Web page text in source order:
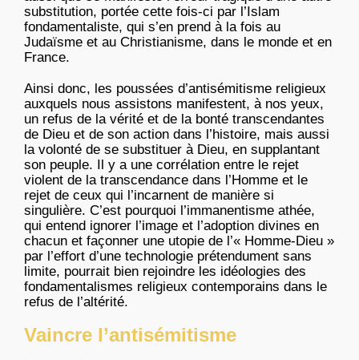
substitution, portée cette fois-ci par l’Islam
fondamentaliste, qui s’en prend à la fois au
Judaïsme et au Christianisme, dans le monde et en
France.
Ainsi donc, les poussées d’antisémitisme religieux
auxquels nous assistons manifestent, à nos yeux,
un refus de la vérité et de la bonté transcendantes
de Dieu et de son action dans l’histoire, mais aussi
la volonté de se substituer à Dieu, en supplantant
son peuple. Il y a une corrélation entre le rejet
violent de la transcendance dans l’Homme et le
rejet de ceux qui l’incarnent de manière si
singulière. C’est pourquoi l’immanentisme athée,
qui entend ignorer l’image et l’adoption divines en
chacun et façonner une utopie de l’« Homme-Dieu »
par l’effort d’une technologie prétendument sans
limite, pourrait bien rejoindre les idéologies des
fondamentalismes religieux contemporains dans le
refus de l’altérité.
Vaincre l’antisémitisme